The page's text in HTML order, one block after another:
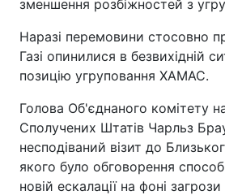
зменшення розбіжностей з
Наразі перемовини стосовно
Газі опинилися в безвихідній
позицію угруповання ХАМАС.
Голова Об'єднаного комітету
Сполучених Штатів Чарльз
несподіваний візит до
якого було обговорення
новій ескалації на фоні